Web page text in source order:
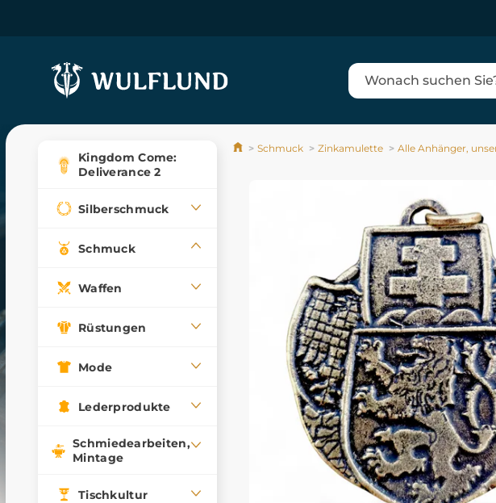
Kingdom Come:
Deliverance 2
Silberschmuck
Schmuck
Waffen
Rüstungen
Mode
Lederprodukte
Schmiedearbeiten,
Mintage
Tischkultur
Schmuck Zinkamulette Alle Anhänger,